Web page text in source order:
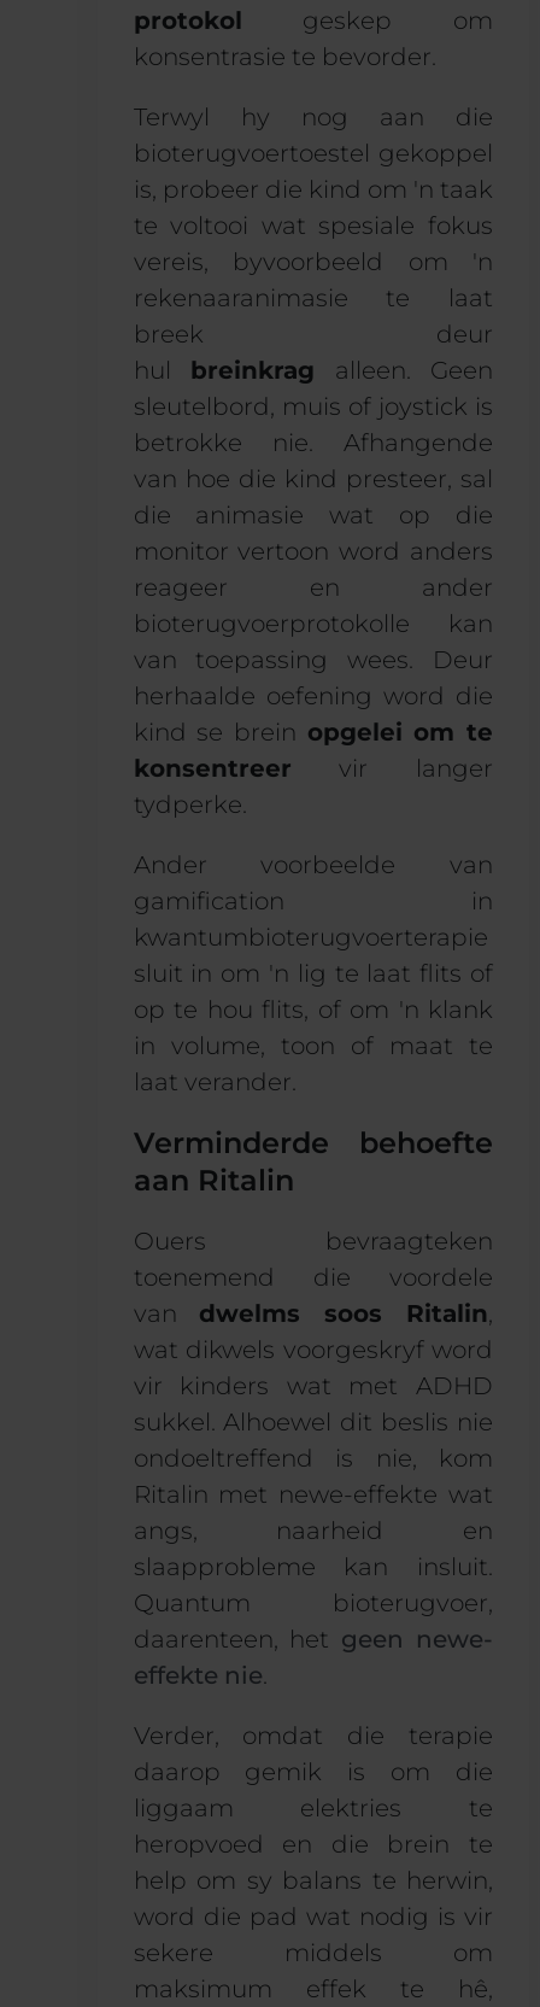
protokol geskep om
konsentrasie te bevorder.
Terwyl hy nog aan die
bioterugvoertoestel gekoppel
is, probeer die kind om 'n taak
te voltooi wat spesiale fokus
vereis, byvoorbeeld om 'n
rekenaaranimasie te laat
breek deur
hul breinkrag alleen. Geen
sleutelbord, muis of joystick is
betrokke nie. Afhangende
van hoe die kind presteer, sal
die animasie wat op die
monitor vertoon word anders
reageer en ander
bioterugvoerprotokolle kan
van toepassing wees. Deur
herhaalde oefening word die
kind se brein opgelei om te
konsentreer vir langer
tydperke.
Ander voorbeelde van
gamification in
kwantumbioterugvoerterapie
sluit in om 'n lig te laat flits of
op te hou flits, of om 'n klank
in volume, toon of maat te
laat verander.
Verminderde behoefte
aan Ritalin
Ouers bevraagteken
toenemend die voordele
van dwelms soos Ritalin
wat dikwels voorgeskryf word
vir kinders wat met ADHD
sukkel. Alhoewel dit beslis nie
ondoeltreffend is nie, kom
Ritalin met newe-effekte wat
angs, naarheid en
slaapprobleme kan insluit.
Quantum bioterugvoer,
daarenteen, het geen newe-
effekte nie
Verder, omdat die terapie
daarop gemik is om die
liggaam elektries te
heropvoed en die brein te
help om sy balans te herwin,
word die pad wat nodig is vir
sekere middels om
maksimum effek te hê,